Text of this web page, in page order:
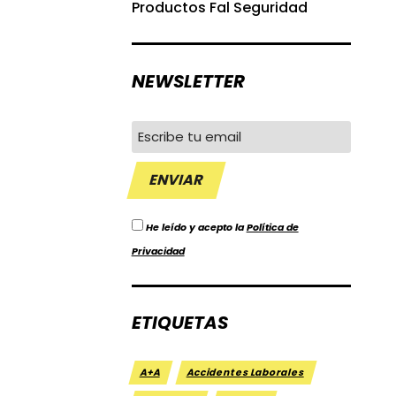
Productos Fal Seguridad
NEWSLETTER
He leído y acepto laPolítica de
Privacidad
ETIQUETAS
A+A Accidentes Laborales